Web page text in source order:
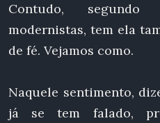
Contudo,
modernistas, tem ela
de fé. Vejamos como.
Naquele sentimento,
já se tem falado,